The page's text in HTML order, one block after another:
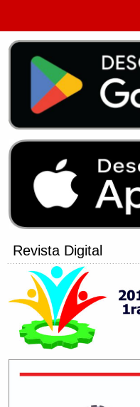
Revista Digital